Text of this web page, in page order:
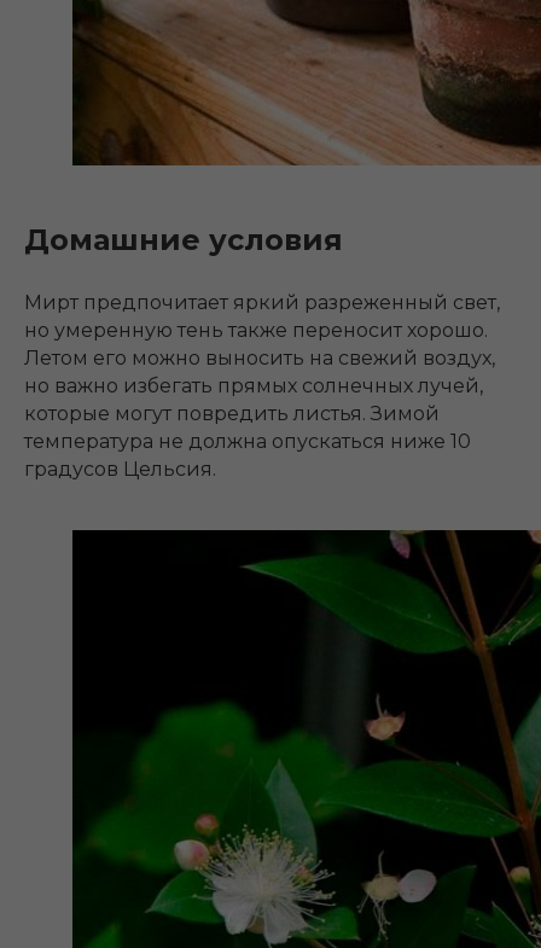
Домашние условия
Мирт предпочитает яркий разреженный свет,
но умеренную тень также переносит хорошо.
Летом его можно выносить на свежий воздух,
но важно избегать прямых солнечных лучей,
которые могут повредить листья. Зимой
температура не должна опускаться ниже 10
градусов Цельсия.